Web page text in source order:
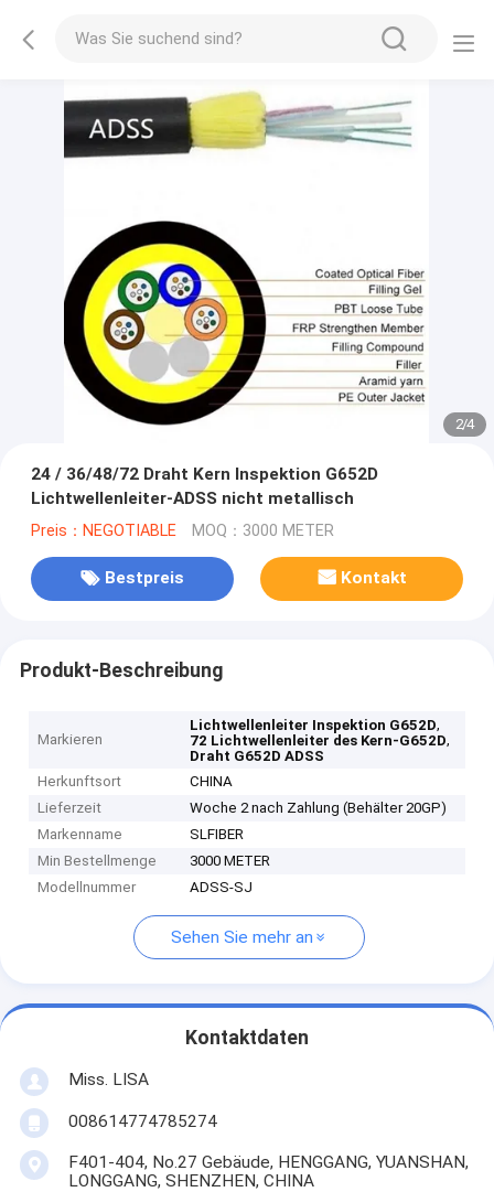
2/4
24 / 36/48/72 Draht Kern Inspektion G652D
Lichtwellenleiter-ADSS nicht metallisch
Preis：NEGOTIABLE MOQ：3000 METER
Bestpreis Kontakt
Produkt-Beschreibung
Markieren
Lichtwellenleiter Inspektion G652D,
72 Lichtwellenleiter des Kern-G652D,
Draht G652D ADSS
Herkunftsort
CHINA
Lieferzeit
Woche 2 nach Zahlung (Behälter 20GP)
Markenname
SLFIBER
Min Bestellmenge
3000 METER
Modellnummer
ADSS-SJ
Sehen Sie mehr an
Kontaktdaten
Miss. LISA
008614774785274
F401-404, No.27 Gebäude, HENGGANG, YUANSHAN,
LONGGANG, SHENZHEN, CHINA